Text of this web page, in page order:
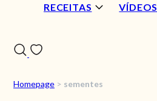
RECEITAS VÍDEOS
Homepage > sementes